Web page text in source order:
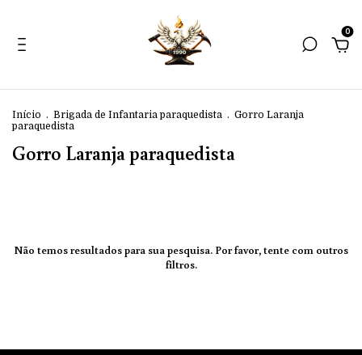
0
Início . Brigada de Infantaria paraquedista . Gorro Laranja
paraquedista
Gorro Laranja paraquedista
Não temos resultados para sua pesquisa. Por favor, tente com outros
filtros.